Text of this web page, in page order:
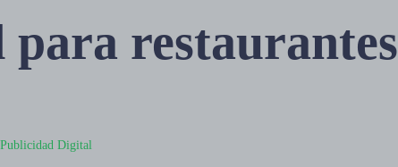
para restaurantes
Publicidad Digital